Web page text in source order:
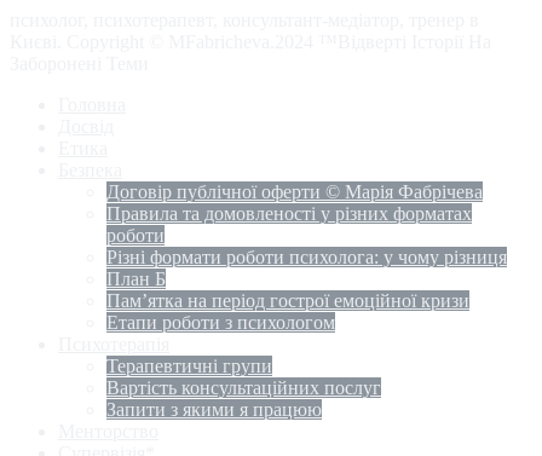
Договір публічної оферти © Марія Фабрічева
Правила та домовленості у різних форматах
роботи
Різні формати роботи психолога: у чому різниця
План Б
Пам’ятка на період гострої емоційної кризи
Етапи роботи з психологом
Терапевтичні групи
Вартість консультаційних послуг
Запити з якими я працюю